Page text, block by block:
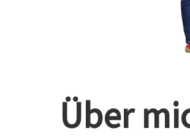
Über